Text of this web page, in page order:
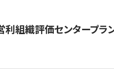
利組織評価センタープラ